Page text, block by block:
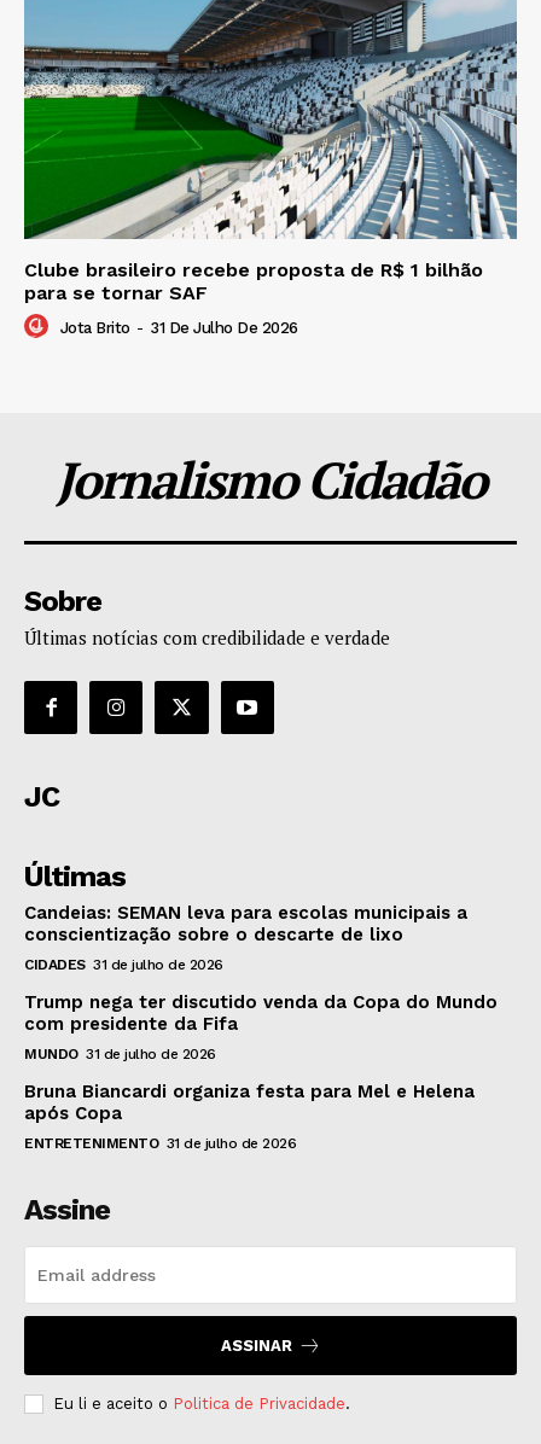
Clube brasileiro recebe proposta de R$ 1 bilhão
para se tornar SAF
Jota Brito - 31 De Julho De 2026
Jornalismo Cidadão
Sobre
Últimas notícias com credibilidade e verdade
JC
Últimas
Candeias: SEMAN leva para escolas municipais a
conscientização sobre o descarte de lixo
CIDADES 31 de julho de 2026
Trump nega ter discutido venda da Copa do Mundo
com presidente da Fifa
MUNDO 31 de julho de 2026
Bruna Biancardi organiza festa para Mel e Helena
após Copa
ENTRETENIMENTO 31 de julho de 2026
Assine
ASSINAR
Eu li e aceito o Politica de Privacidade.